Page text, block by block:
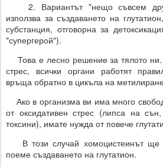
2. Вариантът "нещо съвсем
използва за създаването на
субстанция, отговорна за
"супергерой").
Това е лесно решение за тялото
стрес, всички органи работят
връща обратно в цикъла на
Ако в организма ви има много
от оксидативен стрес (липса на
токсини), имате нужда от повече
В този случай хомоцистеинът ще
поеме създаването на глутатион.